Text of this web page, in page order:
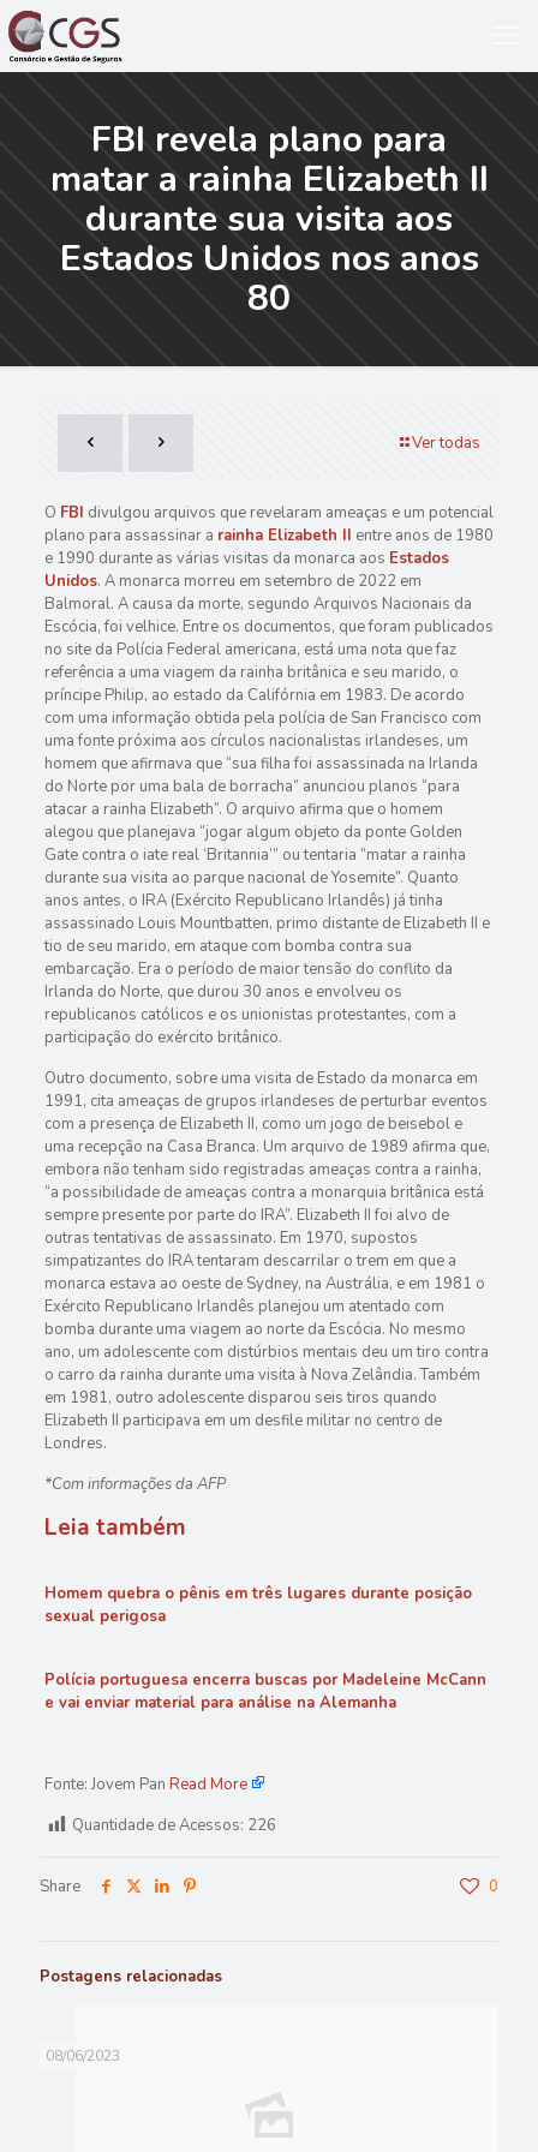
FBI revela plano para
matar a rainha Elizabeth II
durante sua visita aos
Estados Unidos nos anos
80
Ver todas
O FBI divulgou arquivos que revelaram ameaças e um potencial
plano para assassinar a rainha Elizabeth II entre anos de 1980
e 1990 durante as várias visitas da monarca aos Estados
Unidos. A monarca morreu em setembro de 2022 em
Balmoral. A causa da morte, segundo Arquivos Nacionais da
Escócia, foi velhice. Entre os documentos, que foram publicados
no site da Polícia Federal americana, está uma nota que faz
referência a uma viagem da rainha britânica e seu marido, o
príncipe Philip, ao estado da Califórnia em 1983. De acordo
com uma informação obtida pela polícia de San Francisco com
uma fonte próxima aos círculos nacionalistas irlandeses, um
homem que afirmava que “sua filha foi assassinada na Irlanda
do Norte por uma bala de borracha” anunciou planos “para
atacar a rainha Elizabeth”. O arquivo afirma que o homem
alegou que planejava “jogar algum objeto da ponte Golden
Gate contra o iate real ‘Britannia’” ou tentaria “matar a rainha
durante sua visita ao parque nacional de Yosemite”. Quanto
anos antes, o IRA (Exército Republicano Irlandês) já tinha
assassinado Louis Mountbatten, primo distante de Elizabeth II e
tio de seu marido, em ataque com bomba contra sua
embarcação. Era o período de maior tensão do conflito da
Irlanda do Norte, que durou 30 anos e envolveu os
republicanos católicos e os unionistas protestantes, com a
participação do exército britânico.
Outro documento, sobre uma visita de Estado da monarca em
1991, cita ameaças de grupos irlandeses de perturbar eventos
com a presença de Elizabeth II, como um jogo de beisebol e
uma recepção na Casa Branca. Um arquivo de 1989 afirma que,
embora não tenham sido registradas ameaças contra a rainha,
“a possibilidade de ameaças contra a monarquia britânica está
sempre presente por parte do IRA”. Elizabeth II foi alvo de
outras tentativas de assassinato. Em 1970, supostos
simpatizantes do IRA tentaram descarrilar o trem em que a
monarca estava ao oeste de Sydney, na Austrália, e em 1981 o
Exército Republicano Irlandês planejou um atentado com
bomba durante uma viagem ao norte da Escócia. No mesmo
ano, um adolescente com distúrbios mentais deu um tiro contra
o carro da rainha durante uma visita à Nova Zelândia. Também
em 1981, outro adolescente disparou seis tiros quando
Elizabeth II participava em um desfile militar no centro de
Londres.
*Com informações da AFP
Leia também
Homem quebra o pênis em três lugares durante posição
sexual perigosa
Polícia portuguesa encerra buscas por Madeleine McCann
e vai enviar material para análise na Alemanha
Fonte: Jovem Pan Read More
Quantidade de Acessos: 226
Share 0
Postagens relacionadas
08/06/2023